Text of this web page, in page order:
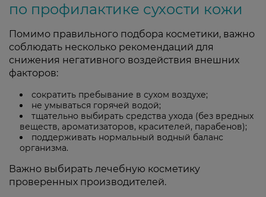
по профилактике сухости кожи
Помимо правильного подбора косметики, важно
соблюдать несколько рекомендаций для
снижения негативного воздействия внешних
факторов:
сократить пребывание в сухом воздухе;
не умываться горячей водой;
тщательно выбирать средства ухода (без вредных
веществ, ароматизаторов, красителей, парабенов);
поддерживать нормальный водный баланс
организма.
Важно выбирать лечебную косметику
проверенных производителей.